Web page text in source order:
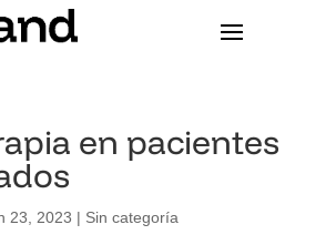
en pacientes
23, 2023 | Sin categoría